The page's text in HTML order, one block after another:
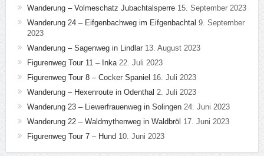
Wanderung – Volmeschatz Jubachtalsperre 15. September 2023
Wanderung 24 – Eifgenbachweg im Eifgenbachtal 9. September
2023
Wanderung – Sagenweg in Lindlar 13. August 2023
Figurenweg Tour 11 – Inka 22. Juli 2023
Figurenweg Tour 8 – Cocker Spaniel 16. Juli 2023
Wanderung – Hexenroute in Odenthal 2. Juli 2023
Wanderung 23 – Liewerfrauenweg in Solingen 24. Juni 2023
Wanderung 22 – Waldmythenweg in Waldbröl 17. Juni 2023
Figurenweg Tour 7 – Hund 10. Juni 2023